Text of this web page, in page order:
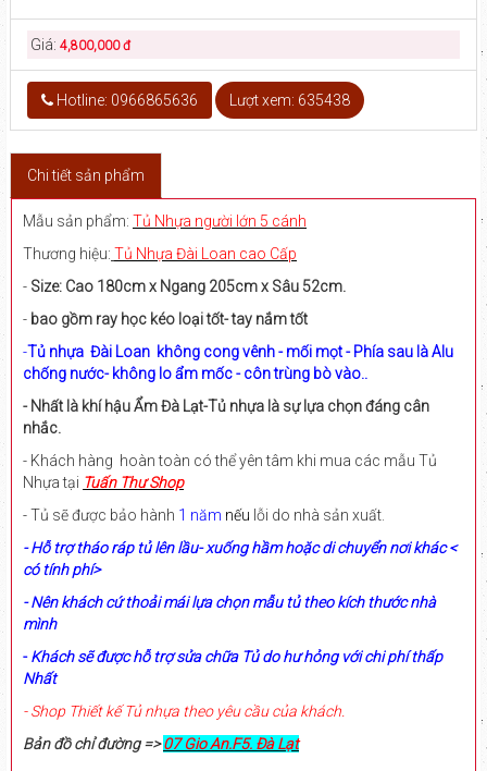
Giá: 4,800,000 đ
Hotline: 0966865636 Lượt xem: 635438
Chi tiết sản phẩm
Mẫu sản phẩm: Tủ Nhựa người lớn 5 cánh
Thương hiệu: Tủ Nhựa Đài Loan cao Cấp
- Size: Cao 180cm x Ngang 205cm x Sâu 52cm.
- bao gồm ray học kéo loại tốt- tay nắm tốt
-Tủ nhựa Đài Loan không cong vênh - mối mọt - Phía sau là Alu
chống nước- không lo ẩm mốc - côn trùng bò vào..
- Nhất là khí hậu Ẩm Đà Lạt-Tủ nhựa là sự lựa chọn đáng cân
nhắc.
- Khách hàng hoàn toàn có thể yên tâm khi mua các mẫu Tủ
Nhựa tại Tuấn Thư Shop
- Tủ sẽ được bảo hành 1 năm nếu lỗi do nhà sản xuất.
- Hỗ trợ tháo ráp tủ lên lầu- xuống hầm hoặc di chuyển nơi khác <
có tính phí>
- Nên khách cứ thoải mái lựa chọn mẫu tủ theo kích thước nhà
mình
-Khách sẽ được hỗ trợ sửa chữa Tủ do hư hỏng với chi phí thấp
Nhất
- Shop Thiết kế Tủ nhựa theo yêu cầu của khách.
Bản đồ chỉ đường => 07 Gio An.F5. Đà Lạt